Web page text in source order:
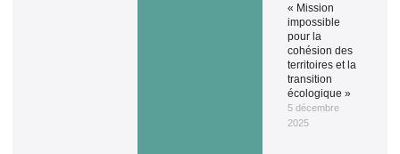
« Mission
impossible
pour la
cohésion des
territoires et la
transition
écologique »
5 décembre
2025